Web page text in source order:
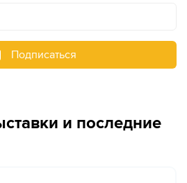
Подписаться
и последние